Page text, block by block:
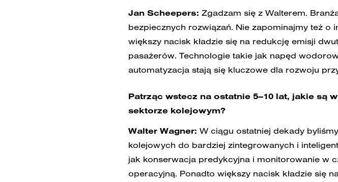
Jan Scheepers: Zgadzam się z Walterem.
bezpiecznych rozwiązań. Nie zapominajmy też o
większy nacisk kładzie się na redukcję emisji
pasażerów. Technologie takie jak napęd
automatyzacja stają się kluczowe dla rozwoju
Patrząc wstecz na ostatnie 5–10 lat, jakie są
sektorze kolejowym?
Walter Wagner: W ciągu ostatniej dekady
kolejowych do bardziej zintegrowanych i
jak konserwacja predykcyjna i monitorowanie w
operacyjną. Ponadto większy nacisk kładzie się